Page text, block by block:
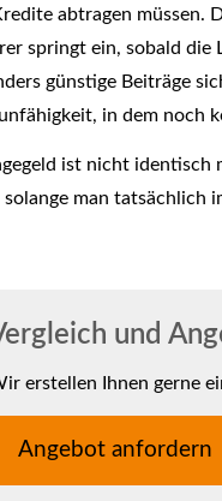
abtragen müssen.
springt ein, sobald die
günstige Beiträge
in dem noch
ist nicht identisch
man tatsächlich
und
erstellen Ihnen gerne
An­ge­bot an­for­dern